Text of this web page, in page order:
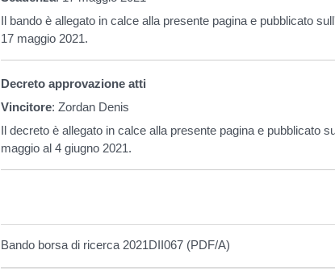
Il bando è allegato in calce alla presente pagina e pubblicato
17 maggio 2021.
Decreto approvazione atti
Vincitore: Zordan Denis
Il decreto è allegato in calce alla presente pagina e pubblicato
maggio al 4 giugno 2021.
Bando borsa di ricerca 2021DII067 (PDF/A)